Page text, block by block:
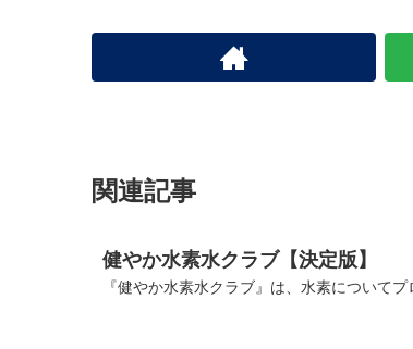
関連記事
健やか水素水クラブ【決定版】
『健やか水素水クラブ』は、水素について